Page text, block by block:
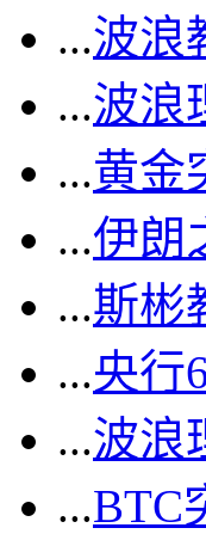
...波浪
...波浪
...黄金
...伊朗
...斯彬
...央行
...波浪
...BTC